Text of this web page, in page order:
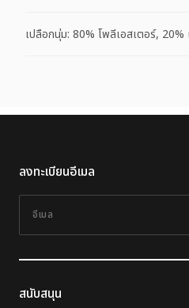
เปลือกนุ่ม: 80% โพลีเอสเตอร์, 20%
ลงทะเบียนอีเมล
สนับสนุน